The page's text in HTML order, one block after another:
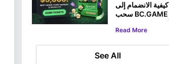
كيفية الانضمام إلى
سحب BC.GAME
Read More
See All